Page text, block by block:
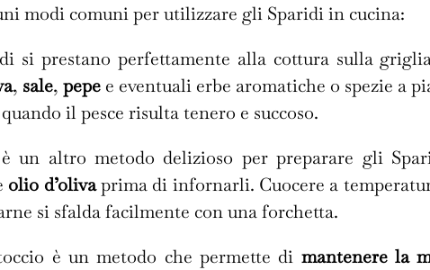
modi comuni per utilizzare gli Sparidi in cucina:
si prestano perfettamente alla cottura sulla
, sale, pepee eventuali erbe aromatiche o spezie a
il pesce risulta tenero e succoso.
un altro metodo delizioso per preparare gli
olio d’olivaprima di infornarli. Cuocere a
si sfalda facilmente con una forchetta.
è un metodo che permette di mantenere la